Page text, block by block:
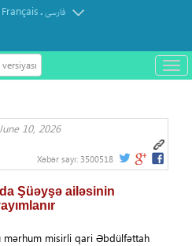
Français.فارسی
باز
و
10, 2026
Xəbər sayı: 3500518
Şüəyşə ailəsinin
mərhum misirli qari Əbdülfəttah